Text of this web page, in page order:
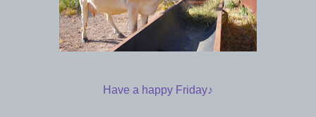
Have a happy Friday♪